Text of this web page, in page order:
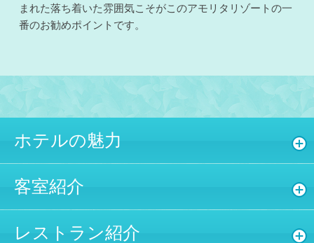
まれた落ち着いた雰囲気こそがこのアモリタリゾートの一
番のお勧めポイントです。
ホテルの魅力
客室紹介
レストラン紹介